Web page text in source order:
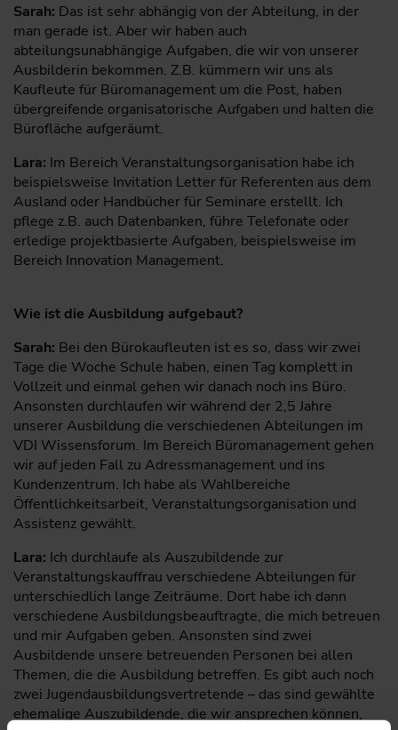
Sarah: Das ist sehr abhängig von der Abteilung, in der
man gerade ist. Aber wir haben auch
abteilungsunabhängige Aufgaben, die wir von unserer
Ausbilderin bekommen. Z.B. kümmern wir uns als
Kaufleute für Büromanagement um die Post, haben
übergreifende organisatorische Aufgaben und halten die
Bürofläche aufgeräumt.
Lara: Im Bereich Veranstaltungsorganisation habe ich
beispielsweise Invitation Letter für Referenten aus dem
Ausland oder Handbücher für Seminare erstellt. Ich
pflege z.B. auch Datenbanken, führe Telefonate oder
erledige projektbasierte Aufgaben, beispielsweise im
Bereich Innovation Management.
Wie ist die Ausbildung aufgebaut?
Sarah: Bei den Bürokaufleuten ist es so, dass wir zwei
Tage die Woche Schule haben, einen Tag komplett in
Vollzeit und einmal gehen wir danach noch ins Büro.
Ansonsten durchlaufen wir während der 2,5 Jahre
unserer Ausbildung die verschiedenen Abteilungen im
VDI Wissensforum. Im Bereich Büromanagement gehen
wir auf jeden Fall zu Adressmanagement und ins
Kundenzentrum. Ich habe als Wahlbereiche
Öffentlichkeitsarbeit, Veranstaltungsorganisation und
Assistenz gewählt.
Lara: Ich durchlaufe als Auszubildende zur
Veranstaltungskauffrau verschiedene Abteilungen für
unterschiedlich lange Zeiträume. Dort habe ich dann
verschiedene Ausbildungsbeauftragte, die mich betreuen
und mir Aufgaben geben. Ansonsten sind zwei
Ausbildende unsere betreuenden Personen bei allen
Themen, die die Ausbildung betreffen. Es gibt auch noch
zwei Jugendausbildungsvertretende – das sind gewählte
ehemalige Auszubildende, die wir ansprechen können,